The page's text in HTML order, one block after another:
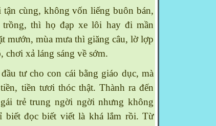
cùng, không vốn liếng buôn bán,
trồng, thì họ đạp xe lôi hay đi mần
mướn, mùa mưa thì giăng câu, lờ lợp
chơi xả láng sáng về sớm.
tư cho con cái bằng giáo dục, mà
tiền tươi thóc thật. Thành ra đến
trẻ trung ngời ngời nhưng không
biết đọc biết viết là khá lắm rồi. Từ